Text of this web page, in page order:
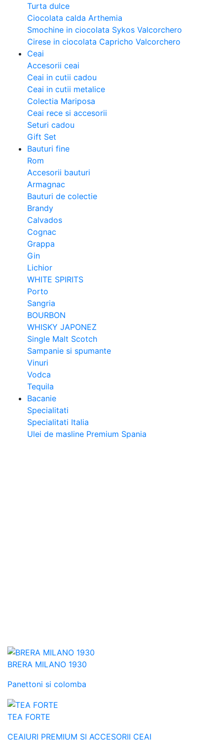
Turta dulce
Ciocolata calda Arthemia
Smochine in ciocolata Sykos Valcorchero
Cirese in ciocolata Capricho Valcorchero
Ceai
Accesorii ceai
Ceai in cutii cadou
Ceai in cutii metalice
Colectia Mariposa
Ceai rece si accesorii
Seturi cadou
Gift Set
Bauturi fine
Rom
Accesorii bauturi
Armagnac
Bauturi de colectie
Brandy
Calvados
Cognac
Grappa
Gin
Lichior
WHITE SPIRITS
Porto
Sangria
BOURBON
WHISKY JAPONEZ
Single Malt Scotch
Sampanie si spumante
Vinuri
Vodca
Tequila
Bacanie
Specialitati
Specialitati Italia
Ulei de masline Premium Spania
BRERA MILANO 1930
Panettoni si colomba
TEA FORTE
CEAIURI PREMIUM SI ACCESORII CEAI